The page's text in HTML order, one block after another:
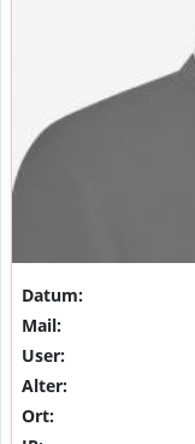
Datum:
Mail:
User:
Alter:
Ort: